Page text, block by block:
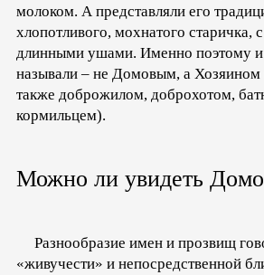
молоком. А представляли его
хлопотливого, мохнатого старичка,
длинными ушами. Именно поэтому и
называли – не Домовым, а Хозяином
также доброжилом, доброхотом,
кормильцем).
Можно ли увидеть
Разнообразие имен и прозвищ
«живучести» и непосредственной